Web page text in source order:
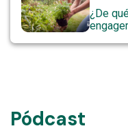
¿De
Pódcast